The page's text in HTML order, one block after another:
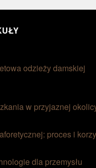
odzieży damskiej
w przyjaznej
proces i
dla przemysłu